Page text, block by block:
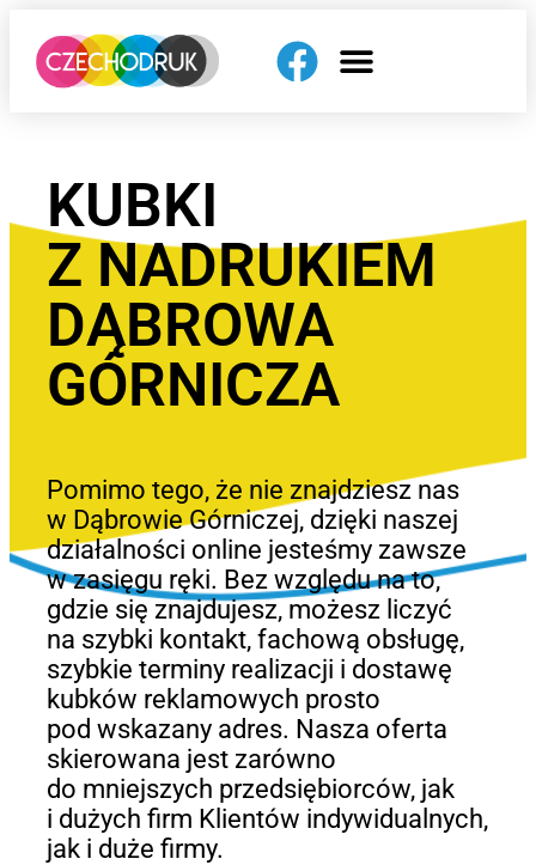
KUBKI
Z NADRUKIEM
DĄBROWA
GÓRNICZA
Pomimo tego, że nie znajdziesz nas
w Dąbrowie Górniczej, dzięki naszej
działalności online jesteśmy zawsze
w zasięgu ręki. Bez względu na to,
gdzie się znajdujesz, możesz liczyć
na szybki kontakt, fachową obsługę,
szybkie terminy realizacji i dostawę
kubków reklamowych prosto
pod wskazany adres. Nasza oferta
skierowana jest zarówno
do mniejszych przedsiębiorców, jak
i dużych firm Klientów indywidualnych,
jak i duże firmy.